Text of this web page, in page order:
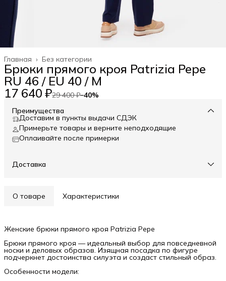
Без категории
Главная ›
Брюки прямого кроя Patrizia Pepe
RU 46 / EU 40 / M
17 640 ₽29 400 ₽−40%
Преимущества
Доставим в пункты выдачи СДЭК
Примерьте товары и верните неподходящие
Оплаивайте после примерки
Доставка
О товаре Характеристики
Женские брюки прямого кроя Patrizia Pepe
Брюки прямого кроя — идеальный выбор для повседневной
носки и деловых образов. Изящная посадка по фигуре
подчеркнет достоинства силуэта и создаст стильный образ.
Особенности модели: